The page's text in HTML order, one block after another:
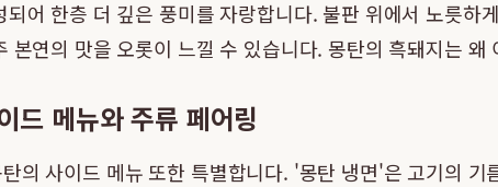
어 한층 더 깊은 풍미를 자랑합니다. 불판 위에서 노릇
본연의 맛을 오롯이 느낄 수 있습니다. 몽탄의 흑돼지는
드 메뉴와 주류 페어링
의 사이드 메뉴 또한 특별합니다. '몽탄 냉면'은 고기의